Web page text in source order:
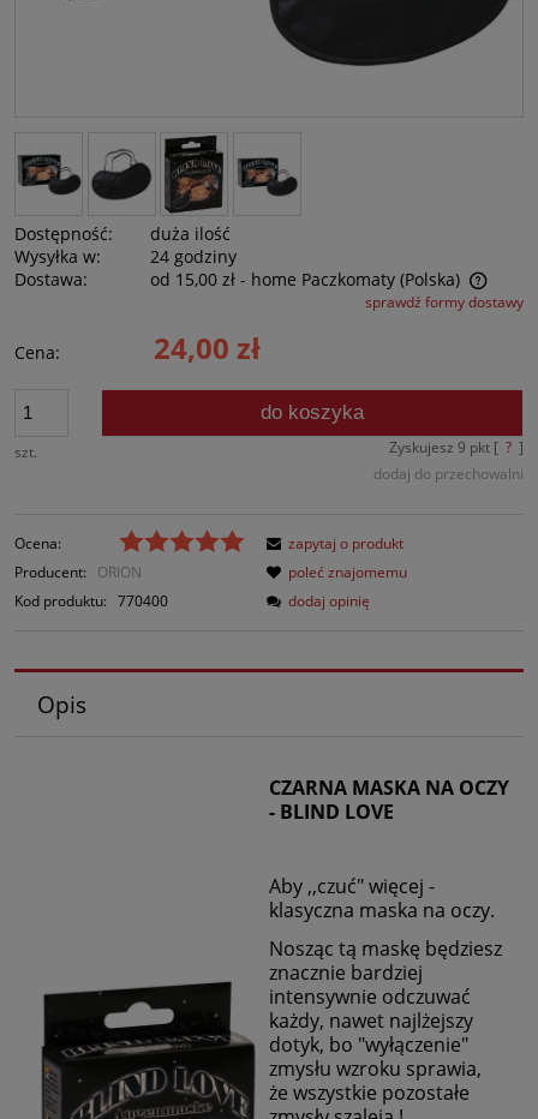
Dostępność:
duża ilość
Wysyłka w:
24 godziny
Dostawa:
od 15,00 zł - home Paczkomaty (Polska)
Cena nie zawiera ewentualnych kosztów płatnościsprawdź formy dostawy
Cena: 24,00 zł
szt.
do koszyka
Zyskujesz 9 pkt [ ? ]
dodaj do przechowalni
Ocena:
Producent:
ORION
Kod produktu: 770400
zapytaj o produkt
poleć znajomemu
dodaj opinię
Opis
CZARNA MASKA NA OCZY
- BLIND LOVE
Aby ,,czuć" więcej -
klasyczna maska na oczy.
Nosząc tą maskę będziesz
znacznie bardziej
intensywnie odczuwać
każdy, nawet najlżejszy
dotyk, bo "wyłączenie"
zmysłu wzroku sprawia,
że wszystkie pozostałe